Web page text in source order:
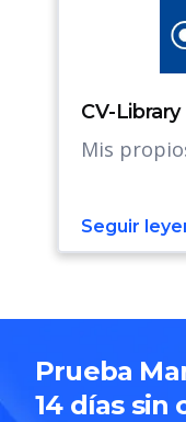
CV-Library
Mis
Seguir
Prueba
14 días sin